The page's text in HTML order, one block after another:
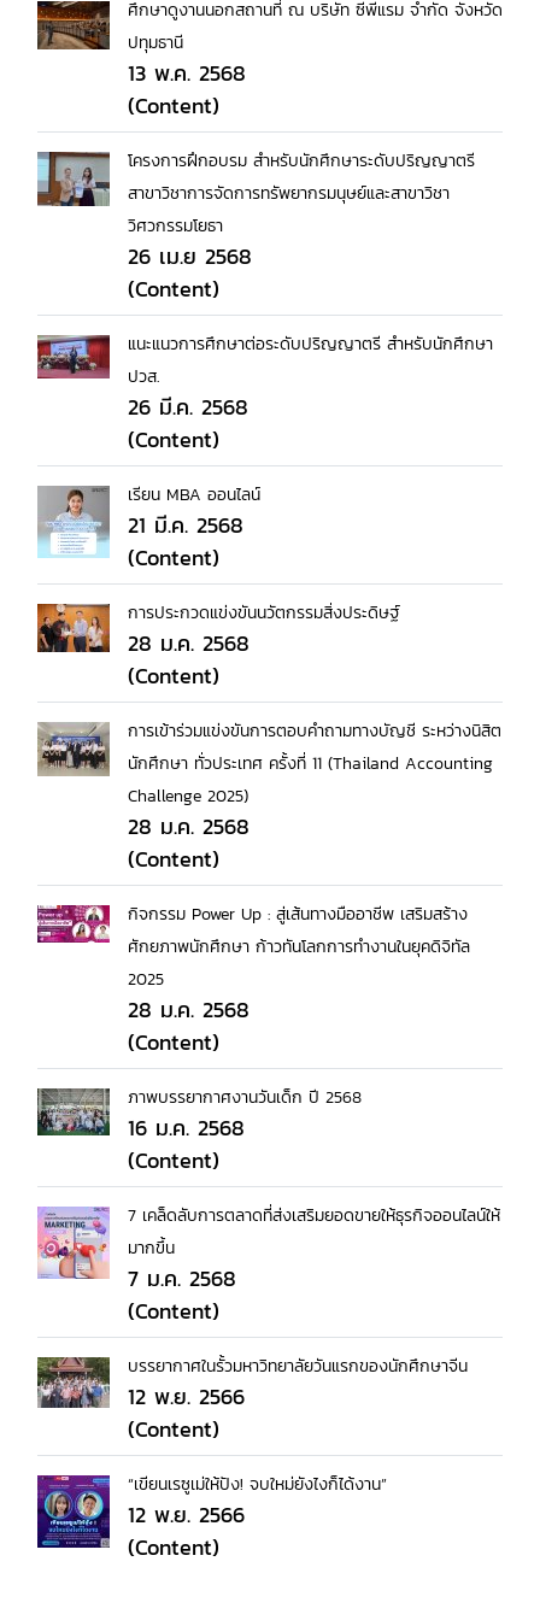
ศึกษาดูงานนอกสถานที่ ณ บริษัท ซีพีแรม จํากัด จังหวัด
ปทุมธานี
13 พ.ค. 2568
(Content)
โครงการฝึกอบรม สำหรับนักศึกษาระดับปริญญาตรี
สาขาวิชาการจัดการทรัพยากรมนุษย์และสาขาวิชา
วิศวกรรมโยธา
26 เม.ย 2568
(Content)
แนะแนวการศึกษาต่อระดับปริญญาตรี สำหรับนักศึกษา
ปวส.
26 มี.ค. 2568
(Content)
เรียน MBA ออนไลน์
21 มี.ค. 2568
(Content)
การประกวดแข่งขันนวัตกรรมสิ่งประดิษฐ์
28 ม.ค. 2568
(Content)
การเข้าร่วมแข่งขันการตอบคำถามทางบัญชี ระหว่างนิสิต
นักศึกษา ทั่วประเทศ ครั้งที่ 11 (Thailand Accounting
Challenge 2025)
28 ม.ค. 2568
(Content)
กิจกรรม Power Up : สู่เส้นทางมืออาชีพ เสริมสร้าง
ศักยภาพนักศึกษา ก้าวทันโลกการทำงานในยุคดิจิทัล
2025
28 ม.ค. 2568
(Content)
ภาพบรรยากาศงานวันเด็ก ปี 2568
16 ม.ค. 2568
(Content)
7 เคล็ดลับการตลาดที่ส่งเสริมยอดขายให้ธุรกิจออนไลน์ให้
มากขึ้น
7 ม.ค. 2568
(Content)
บรรยากาศในรั้วมหาวิทยาลัยวันแรกของนักศึกษาจีน
12 พ.ย. 2566
(Content)
“เขียนเรซูเม่ให้ปัง! จบใหม่ยังไงก็ได้งาน”
12 พ.ย. 2566
(Content)